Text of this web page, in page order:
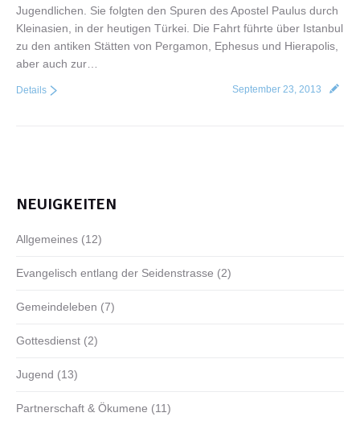
Jugendlichen. Sie folgten den Spuren des Apostel Paulus durch
Kleinasien, in der heutigen Türkei. Die Fahrt führte über Istanbul
zu den antiken Stätten von Pergamon, Ephesus und Hierapolis,
aber auch zur…
September 23, 2013
Details
NEUIGKEITEN
Allgemeines (12)
Evangelisch entlang der Seidenstrasse (2)
Gemeindeleben (7)
Gottesdienst (2)
Jugend (13)
Partnerschaft & Ökumene (11)